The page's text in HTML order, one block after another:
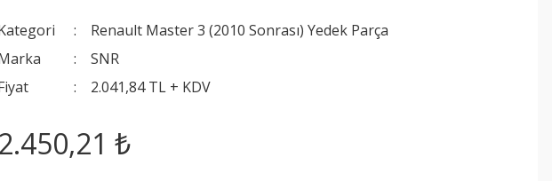
Renault Master 3 (2010 Sonrası) Yedek Parça
SNR
2.041,84 TL + KDV
2.450,21 ₺